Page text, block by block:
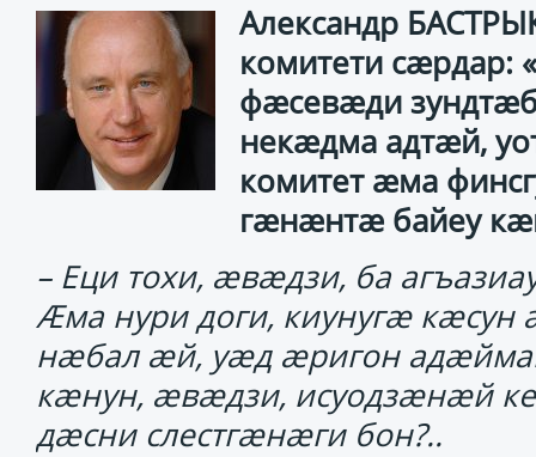
Александр
комитети сӕрдар:
фӕсевӕди
некӕдма адтӕй,
комитет ӕма
гӕнӕнтӕ байеу
– Еци тохи, ӕвӕдзи, ба
Ӕма нури доги, киунугӕ
нӕбал ӕй, уӕд ӕригон
кӕнун, ӕвӕдзи, исуодзӕнӕй
дӕсни слестгӕнӕги бон?..